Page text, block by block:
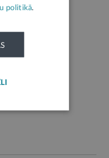
tiesības ar
politikā.